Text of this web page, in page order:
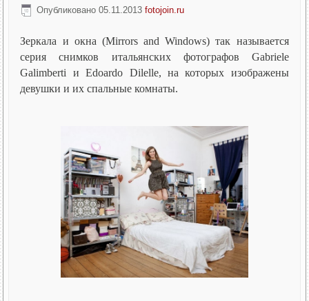
Опубликовано 05.11.2013 fotojoin.ru
Зеркала и окна (Mirrors and Windows) так называется
серия снимков итальянских фотографов Gabriele
Galimberti и Edoardo Dilelle, на которых изображены
девушки и их спальные комнаты.